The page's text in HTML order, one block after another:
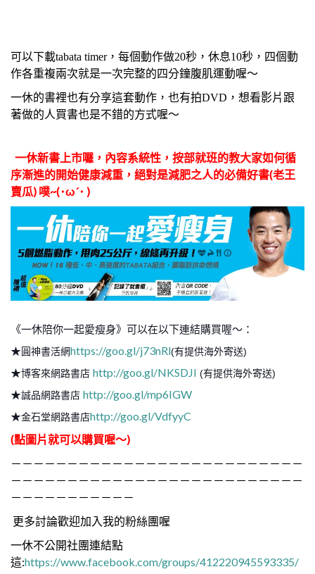
可以下載tabata timer，每個動作做20秒，休息10秒，四個動
作各重複兩次就是一次完整的四分鐘腹肌運動喔～
一休的書裡也有分享這套動作，也有拍DVD，想看影片跟
著做的人買書也是不錯的方式喔～
一休新書上市囉，內容系統性，按部就班的教大家如何循
序漸進的開始健康減重，絕對是減肥之人的必備好書(老王
賣瓜) 噗~(･ω´･ )
《一休陪你一起愛瘦身》可以在以下連結購買喔～：
★ 圓神書活網https://goo.gl/j73nRl(有提供海外寄送)
★博客來網路書店 http://goo.gl/NKSDJI (有提供海外寄送)
★誠品網路書店 http://goo.gl/mp6IGW
★金石堂網路書店http://goo.gl/VdfyyC
(點圖片就可以購買喔～)
－－－－－－－－－－－－－－－－－－－－－－－－－－
－－－－－－－－－－－－－－－－－－－－－－－－－－
－－－－－－－－－－－
更多討論歡迎加入我的粉絲團喔
一休不公開社團連結點
這:https://www.facebook.com/groups/412220945593335/